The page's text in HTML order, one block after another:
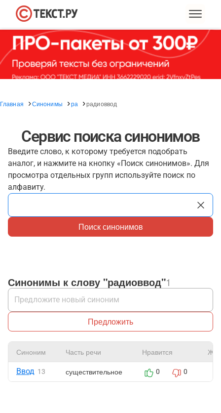
Главная Синонимы ра радиоввод
Сервис поиска синонимов
Введите слово, к которому требуется подобрать
аналог, и нажмите на кнопку «Поиск синонимов». Для
просмотра отдельных групп используйте поиск по
алфавиту.
Поиск синонимов
Синонимы к слову "радиоввод"1
Предложить
Синоним Часть речи Нравится
Ввод 13 существительное 0 0